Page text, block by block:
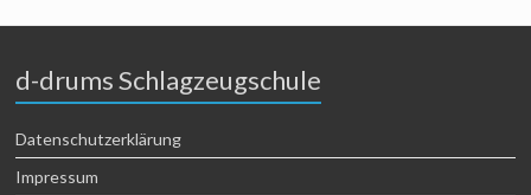
d-drums Schlagzeugschule
Datenschutzerklärung
Impressum